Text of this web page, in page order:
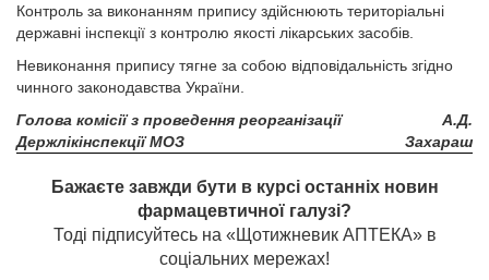
Контроль за виконанням припису здійснюють територіальні
державні інспекції з контролю якості лікарських засобів.
Невиконання припису тягне за собою відповідальність згідно
чинного законодавства України.
Голова комісії з проведення реорганізації
Держлікінспекції МОЗ
А.Д.
Захараш
Бажаєте завжди бути в курсі останніх новин
фармацевтичної галузі?
Тоді підписуйтесь на «Щотижневик АПТЕКА» в
соціальних мережах!